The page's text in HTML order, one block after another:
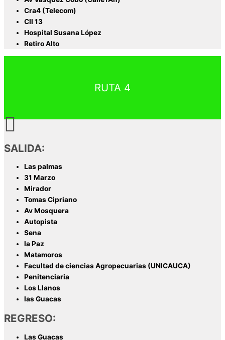
Cra4 (Telecom)
Cll 13
Hospital Susana López
Retiro Alto
RUTA 4
SALIDA:
Las palmas
31 Marzo
Mirador
Tomas Cipriano
Av Mosquera
Autopista
Sena
la Paz
Matamoros
Facultad de ciencias Agropecuarias (UNICAUCA)
Penitenciaria
Los Llanos
las Guacas
REGRESO:
Las Guacas